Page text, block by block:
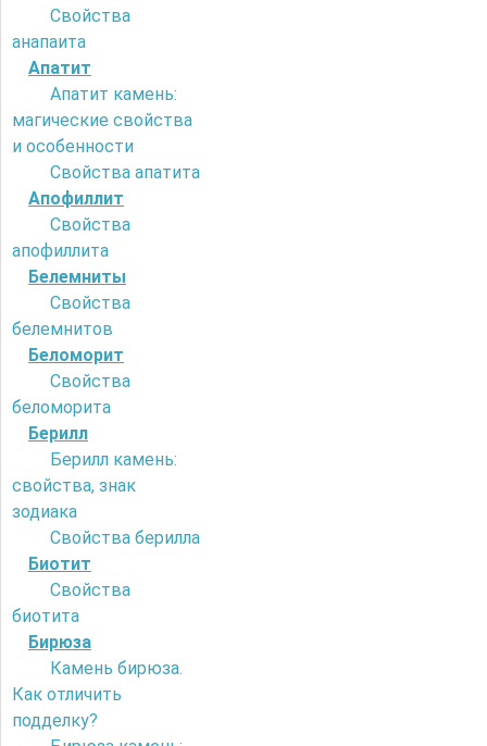
Свойства
анапаита
Апатит
Апатит камень:
магические свойства
и особенности
Свойства апатита
Апофиллит
Свойства
апофиллита
Белемниты
Свойства
белемнитов
Беломорит
Свойства
беломорита
Берилл
Берилл камень:
свойства, знак
зодиака
Свойства берилла
Биотит
Свойства
биотита
Бирюза
Камень бирюза.
Как отличить
подделку?